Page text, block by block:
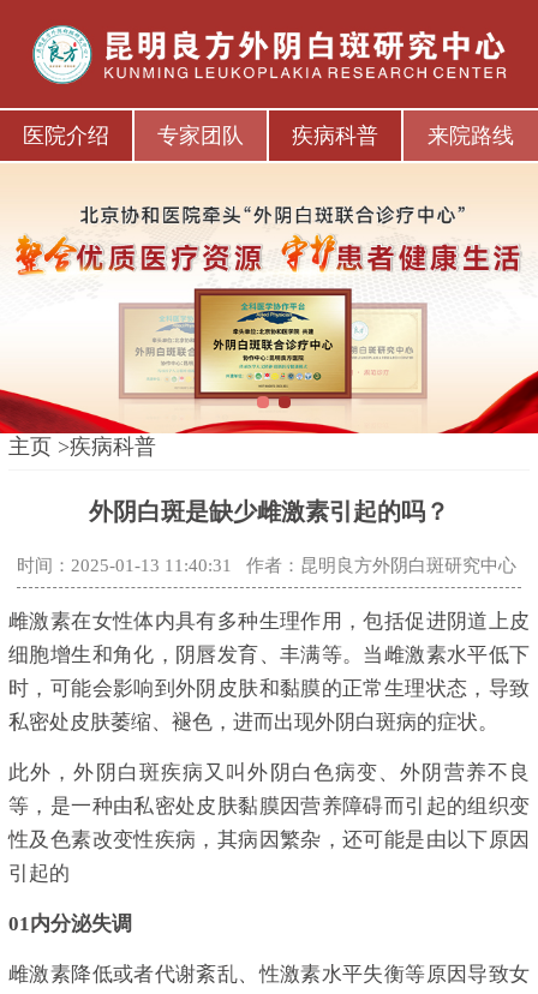
医院介绍 专家团队 疾病科普 来院路线
主页 >疾病科普
外阴白斑是缺少雌激素引起的吗？
时间：2025-01-13 11:40:31 作者：昆明良方外阴白斑研究中心
雌激素在女性体内具有多种生理作用，包括促进阴道上皮
细胞增生和角化，阴唇发育、丰满等。当雌激素水平低下
时，可能会影响到外阴皮肤和黏膜的正常生理状态，导致
私密处皮肤萎缩、褪色，进而出现外阴白斑病的症状。
此外，外阴白斑疾病又叫外阴白色病变、外阴营养不良
等，是一种由私密处皮肤黏膜因营养障碍而引起的组织变
性及色素改变性疾病，其病因繁杂，还可能是由以下原因
引起的
01内分泌失调
雌激素降低或者代谢紊乱、性激素水平失衡等原因导致女